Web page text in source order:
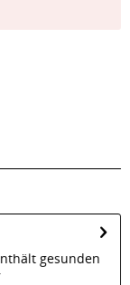
gesunden